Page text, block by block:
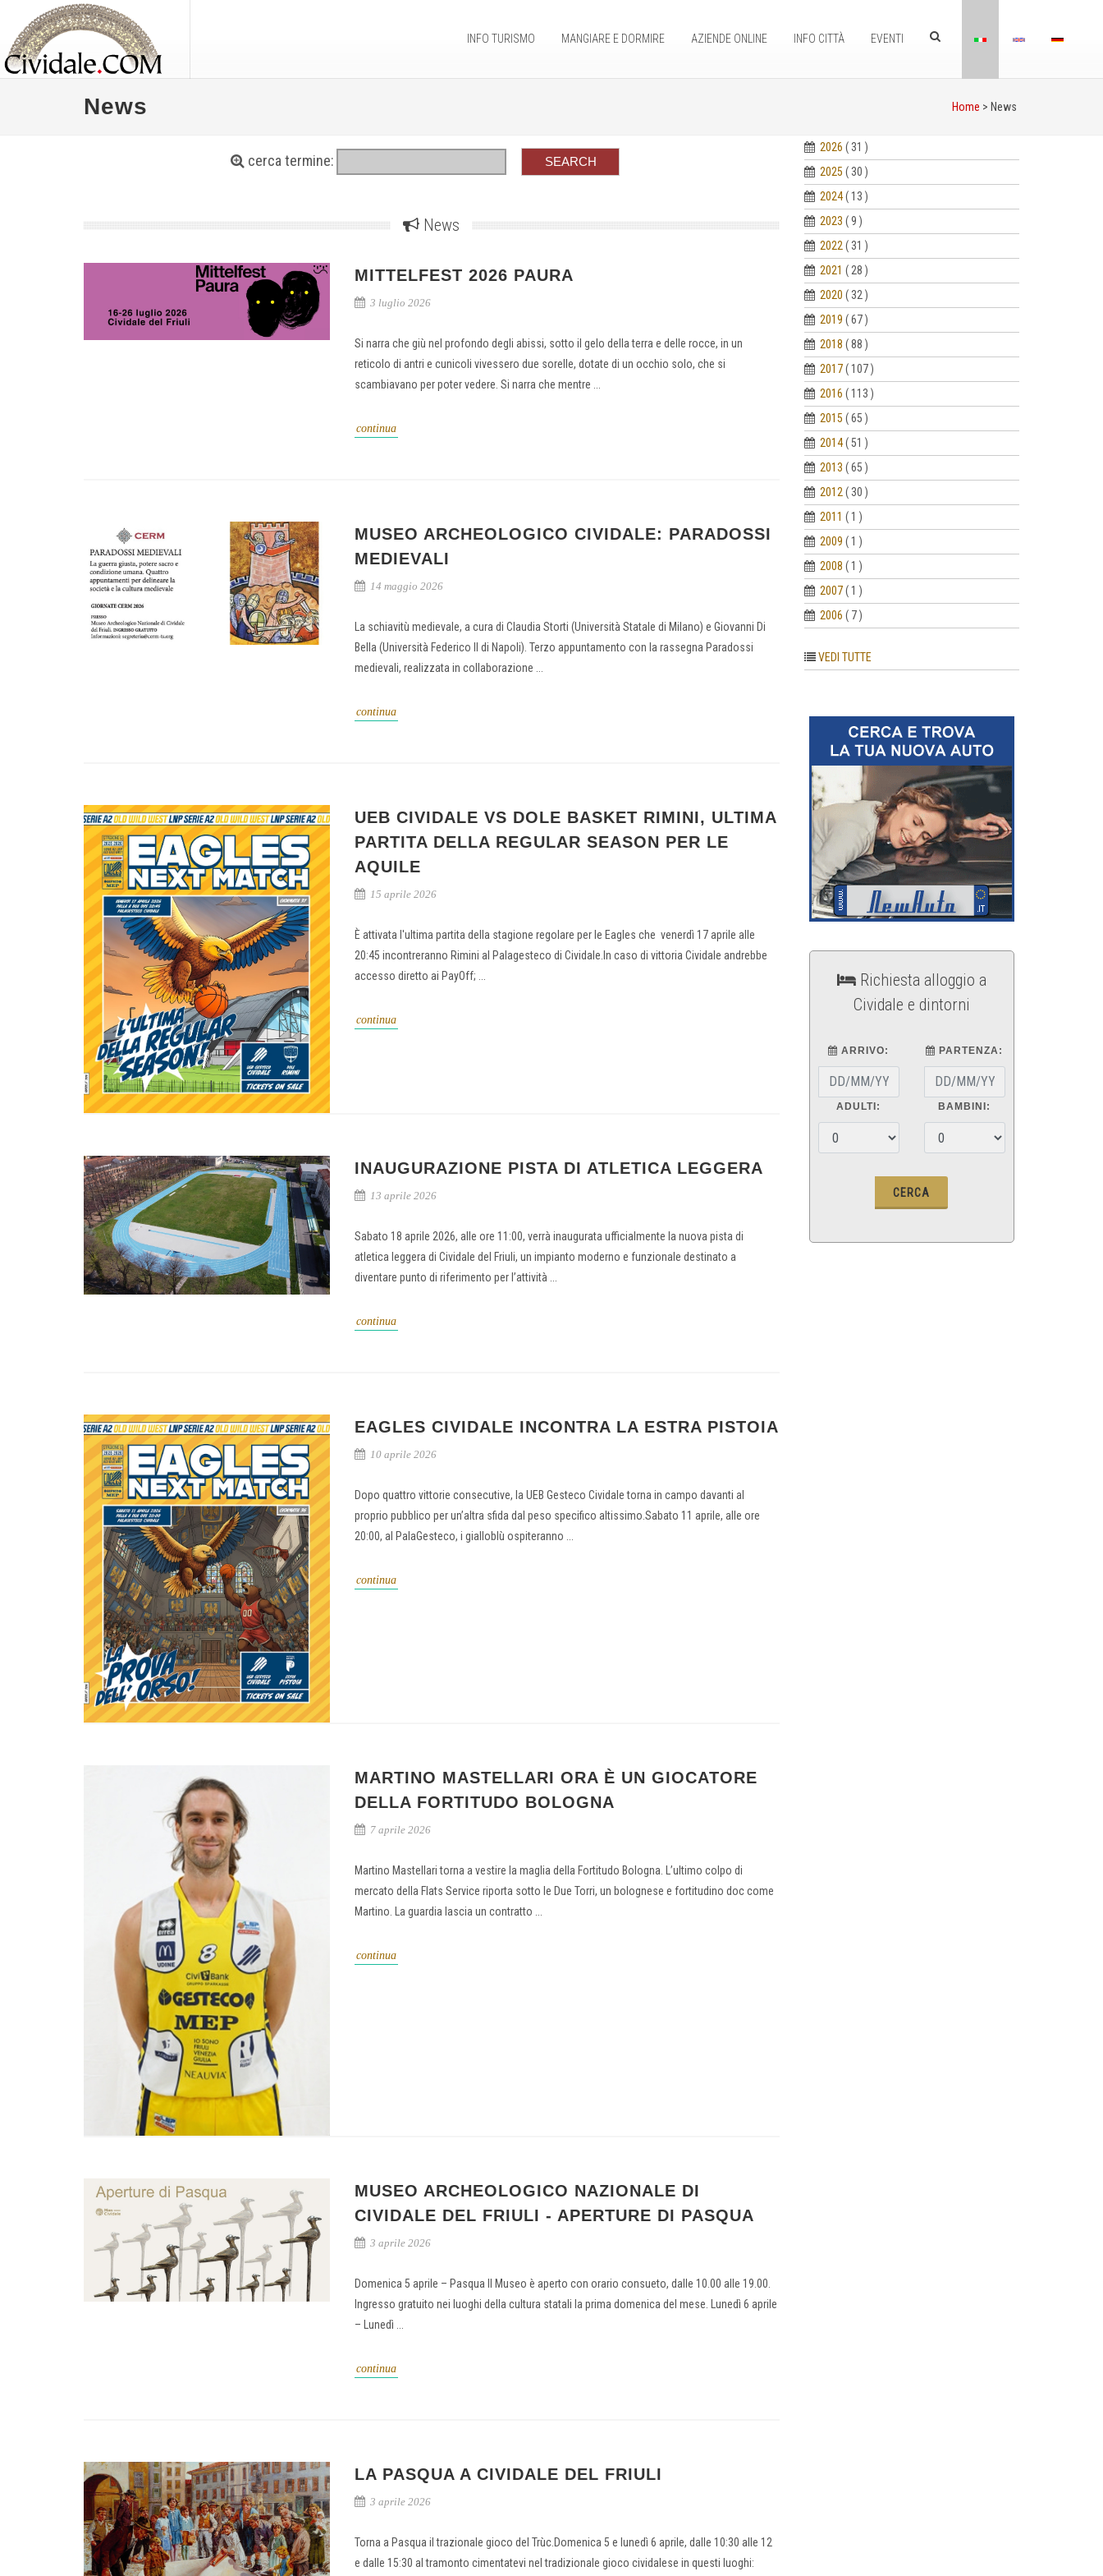
INFO TURISMO MANGIARE E DORMIRE AZIENDE ONLINE INFO CITTÀ EVENTI
News Home > News
cerca termine:
News
MITTELFEST 2026 PAURA
3 luglio 2026
Si narra che giù nel profondo degli abissi, sotto il gelo della terra e delle rocce, in un
reticolo di antri e cunicoli vivessero due sorelle, dotate di un occhio solo, che si
scambiavano per poter vedere. Si narra che mentre ...
continua
MUSEO ARCHEOLOGICO CIVIDALE: PARADOSSI
MEDIEVALI
14 maggio 2026
La schiavitù medievale, a cura di Claudia Storti (Università Statale di Milano) e Giovanni Di
Bella (Università Federico II di Napoli). Terzo appuntamento con la rassegna Paradossi
medievali, realizzata in collaborazione ...
continua
UEB CIVIDALE VS DOLE BASKET RIMINI, ULTIMA
PARTITA DELLA REGULAR SEASON PER LE
AQUILE
15 aprile 2026
È attivata l'ultima partita della stagione regolare per le Eagles che venerdì 17 aprile alle
20:45 incontreranno Rimini al Palagesteco di Cividale.In caso di vittoria Cividale andrebbe
accesso diretto ai PayOff; ...
continua
INAUGURAZIONE PISTA DI ATLETICA LEGGERA
13 aprile 2026
Sabato 18 aprile 2026, alle ore 11:00, verrà inaugurata ufficialmente la nuova pista di
atletica leggera di Cividale del Friuli, un impianto moderno e funzionale destinato a
diventare punto di riferimento per l’attività ...
continua
EAGLES CIVIDALE INCONTRA LA ESTRA PISTOIA
10 aprile 2026
Dopo quattro vittorie consecutive, la UEB Gesteco Cividale torna in campo davanti al
proprio pubblico per un’altra sfida dal peso specifico altissimo.Sabato 11 aprile, alle ore
20:00, al PalaGesteco, i gialloblù ospiteranno ...
continua
MARTINO MASTELLARI ORA È UN GIOCATORE
DELLA FORTITUDO BOLOGNA
7 aprile 2026
Martino Mastellari torna a vestire la maglia della Fortitudo Bologna. L’ultimo colpo di
mercato della Flats Service riporta sotto le Due Torri, un bolognese e fortitudino doc come
Martino. La guardia lascia un contratto ...
continua
MUSEO ARCHEOLOGICO NAZIONALE DI
CIVIDALE DEL FRIULI - APERTURE DI PASQUA
3 aprile 2026
Domenica 5 aprile – Pasqua Il Museo è aperto con orario consueto, dalle 10.00 alle 19.00.
Ingresso gratuito nei luoghi della cultura statali la prima domenica del mese. Lunedì 6 aprile
– Lunedì ...
continua
LA PASQUA A CIVIDALE DEL FRIULI
3 aprile 2026
Torna a Pasqua il trazionale gioco del Trùc.Domenica 5 e lunedì 6 aprile, dalle 10:30 alle 12
e dalle 15:30 al tramonto cimentatevi nel tradizionale gioco cividalese in questi luoghi:
2026 ( 31 )
2025 ( 30 )
2024 ( 13 )
2023 ( 9 )
2022 ( 31 )
2021 ( 28 )
2020 ( 32 )
2019 ( 67 )
2018 ( 88 )
2017 ( 107 )
2016 ( 113 )
2015 ( 65 )
2014 ( 51 )
2013 ( 65 )
2012 ( 30 )
2011 ( 1 )
2009 ( 1 )
2008 ( 1 )
2007 ( 1 )
2006 ( 7 )
VEDI TUTTE
Richiesta alloggio a
Cividale e dintorni
ARRIVO: PARTENZA:
ADULTI: BAMBINI: